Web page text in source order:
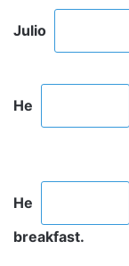
Julio
He
He
breakfast.